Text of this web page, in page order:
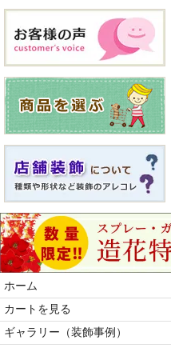
ホーム
カートを見る
ギャラリー（装飾事例）